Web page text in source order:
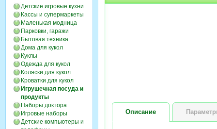
Детские игровые кухни
Кассы и супермаркеты
Маленькая модница
Парковки, гаражи
Бытовая техника
Дома для кукол
Куклы
Одежда для кукол
Коляски для кукол
Кроватки для кукол
Игрушечная посуда и
продукты
Наборы доктора
Игровые наборы
Детские компьютеры и
Описание